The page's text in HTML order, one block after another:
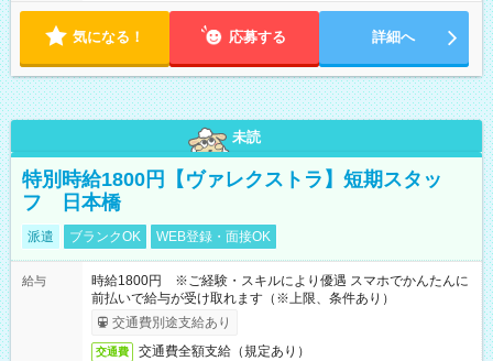
気になる！ 応募する 詳細へ
未読
特別時給1800円【ヴァレクストラ】短期スタッ
フ 日本橋
派遣 ブランクOK WEB登録・面接OK
給与
時給1800円 ※ご経験・スキルにより優遇 スマホでかんたんに
前払いで給与が受け取れます（※上限、条件あり）
交通費別途支給あり
交通費 交通費全額支給（規定あり）